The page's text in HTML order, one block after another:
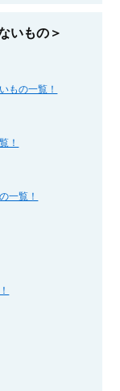
いもの＞
もの一覧！
！
一覧！